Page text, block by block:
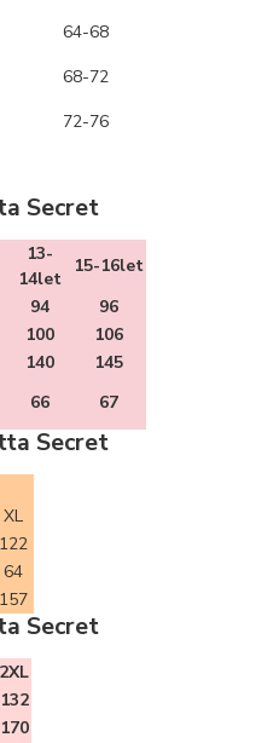
64-68
68-72
72-76
Secret
13-
14let
15-16let
94
96
100
106
140
145
66 67
Secret
XL
122
64
157
Secret
2XL
132
170